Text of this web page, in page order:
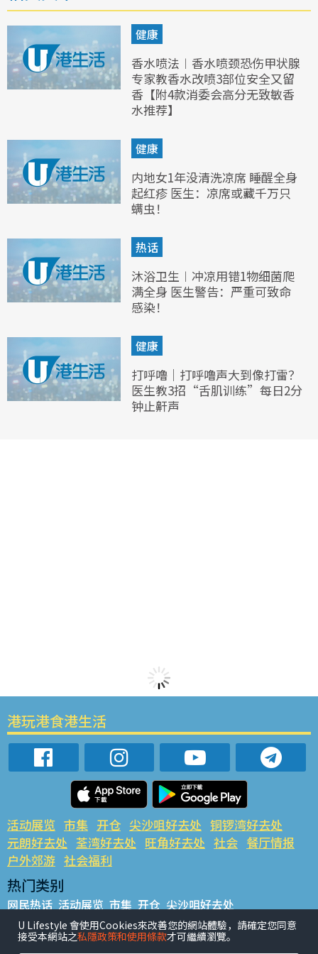
健康
香水喷法︱香水喷颈恐伤甲状腺
专家教香水改喷3部位安全又留
香【附4款消委会高分无致敏香
水推荐】
健康
内地女1年没清洗凉席 睡醒全身
起红疹 医生：凉席或藏千万只
螨虫！
热话
沐浴卫生︱冲凉用错1物细菌爬
满全身 医生警告：严重可致命
感染！
健康
打呼噜｜打呼噜声大到像打雷？
医生教3招“舌肌训练”每日2分
钟止鼾声
港玩港食港生活
活动展览 市集 开仓 尖沙咀好去处 铜锣湾好去处
元朗好去处 荃湾好去处 旺角好去处 社会 餐厅情报
户外郊游 社会福利
热门类别
网民热话 活动展览 市集 开仓 尖沙咀好去处
铜锣湾好去处 元朗好去处 荃湾好去处 旺角好去处 社会
餐厅情报 户外郊游
U Lifestyle 會使用Cookies來改善您的網站體驗，請確定您同意
接受本網站之私隱政策和使用條款才可繼續瀏覽。